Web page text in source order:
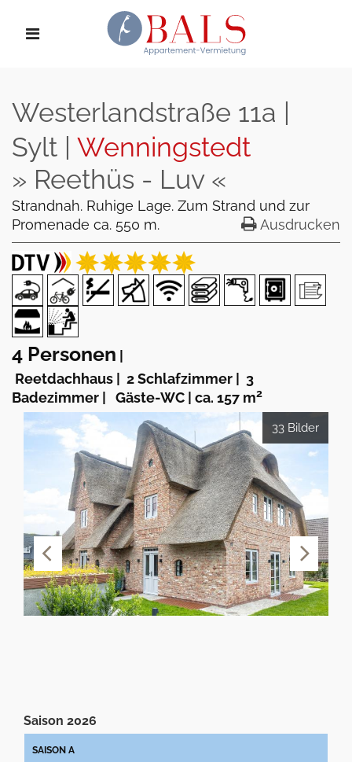
Westerlandstraße 11a |
Sylt | Wenningstedt
» Reethüs - Luv «
Strandnah. Ruhige Lage. Zum Strand und zur
Promenade ca. 550 m.
Ausdrucken
4 Personen
Reetdachhaus
2 Schlafzimmer
3
Badezimmer
Gäste-WC ca. 157 m2
33 Bilder
Saison 2026
SAISON A